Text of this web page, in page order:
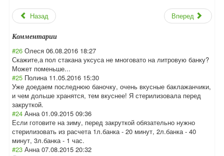
Назад Вперед
Комментарии
#26 Олеся 06.08.2016 18:27
Скажите,а пол стакана уксуса не многовато на литровую банку?
Может поменьше...
#25 Полина 11.05.2016 15:30
Уже доедаем последнюю баночку, очень вкусные баклажанчики,
и чем дольше хранятся, тем вкуснее! Я стерилизовала перед
закруткой.
#24 Анна 01.09.2015 09:36
Если готовите на зиму, перед закруткой обязательно нужно
стерилизовать из расчета 1л.банка - 20 минут, 2л.банка - 40
минут, 3л.банка - 1 час.
#23 Анна 07.08.2015 20:32